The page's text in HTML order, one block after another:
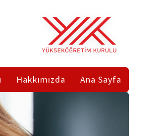
Ana Sayfa
Hakkımızda